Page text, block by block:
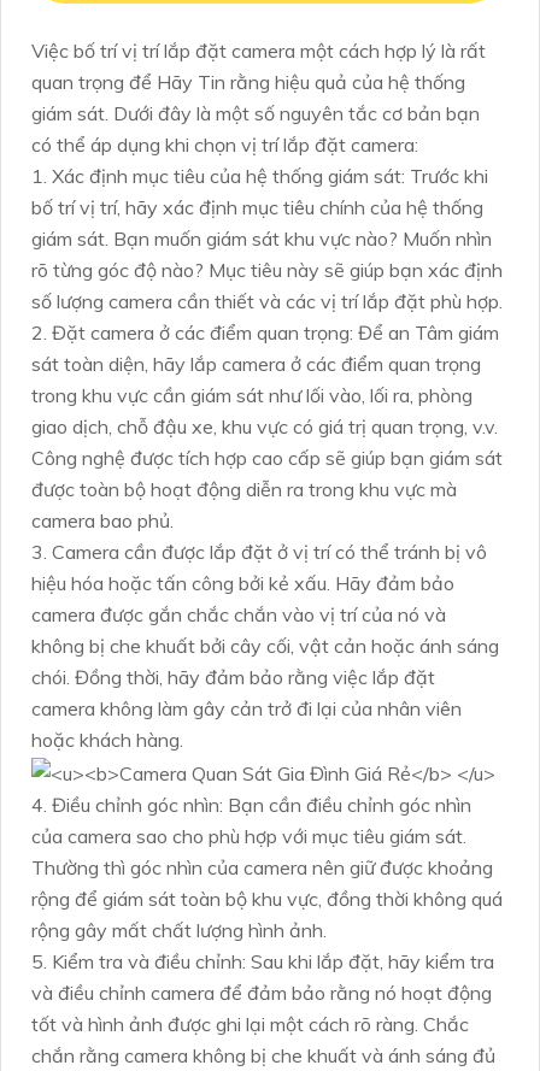
Việc bố trí vị trí lắp đặt camera một cách hợp lý là rất
quan trọng để Hãy Tin rằng hiệu quả của hệ thống
giám sát. Dưới đây là một số nguyên tắc cơ bản bạn
có thể áp dụng khi chọn vị trí lắp đặt camera:
1. Xác định mục tiêu của hệ thống giám sát: Trước khi
bố trí vị trí, hãy xác định mục tiêu chính của hệ thống
giám sát. Bạn muốn giám sát khu vực nào? Muốn nhìn
rõ từng góc độ nào? Mục tiêu này sẽ giúp bạn xác định
số lượng camera cần thiết và các vị trí lắp đặt phù hợp.
2. Đặt camera ở các điểm quan trọng: Để an Tâm giám
sát toàn diện, hãy lắp camera ở các điểm quan trọng
trong khu vực cần giám sát như lối vào, lối ra, phòng
giao dịch, chỗ đậu xe, khu vực có giá trị quan trọng, v.v.
Công nghệ được tích hợp cao cấp sẽ giúp bạn giám sát
được toàn bộ hoạt động diễn ra trong khu vực mà
camera bao phủ.
3. Camera cần được lắp đặt ở vị trí có thể tránh bị vô
hiệu hóa hoặc tấn công bởi kẻ xấu. Hãy đảm bảo
camera được gắn chắc chắn vào vị trí của nó và
không bị che khuất bởi cây cối, vật cản hoặc ánh sáng
chói. Đồng thời, hãy đảm bảo rằng việc lắp đặt
camera không làm gây cản trở đi lại của nhân viên
hoặc khách hàng.
4. Điều chỉnh góc nhìn: Bạn cần điều chỉnh góc nhìn
của camera sao cho phù hợp với mục tiêu giám sát.
Thường thì góc nhìn của camera nên giữ được khoảng
rộng để giám sát toàn bộ khu vực, đồng thời không quá
rộng gây mất chất lượng hình ảnh.
5. Kiểm tra và điều chỉnh: Sau khi lắp đặt, hãy kiểm tra
và điều chỉnh camera để đảm bảo rằng nó hoạt động
tốt và hình ảnh được ghi lại một cách rõ ràng. Chắc
chắn rằng camera không bị che khuất và ánh sáng đủ